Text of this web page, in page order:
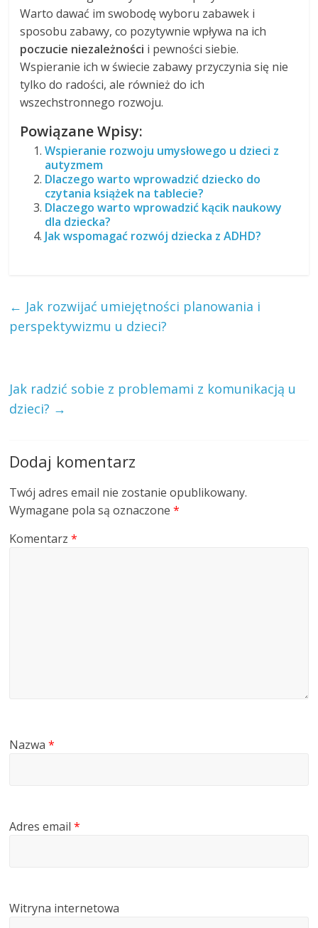
Warto dawać im swobodę wyboru zabawek i
sposobu zabawy, co pozytywnie wpływa na ich
poczucie niezależności i pewności siebie.
Wspieranie ich w świecie zabawy przyczynia się nie
tylko do radości, ale również do ich
wszechstronnego rozwoju.
Powiązane Wpisy:
Wspieranie rozwoju umysłowego u dzieci z
autyzmem
Dlaczego warto wprowadzić dziecko do
czytania książek na tablecie?
Dlaczego warto wprowadzić kącik naukowy
dla dziecka?
Jak wspomagać rozwój dziecka z ADHD?
← Jak rozwijać umiejętności planowania i
perspektywizmu u dzieci?
Jak radzić sobie z problemami z komunikacją u
dzieci? →
Dodaj komentarz
Twój adres email nie zostanie opublikowany.
Wymagane pola są oznaczone*
Komentarz*
Nazwa*
Adres email*
Witryna internetowa